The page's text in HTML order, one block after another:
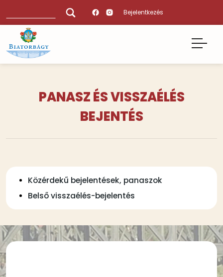
tartalomra
Bejelentkezés
PANASZ ÉS VISSZAÉLÉS
BEJENTÉS
Tartalmi
bekezdések
Közérdekű bejelentések, panaszok
Belső visszaélés-bejelentés